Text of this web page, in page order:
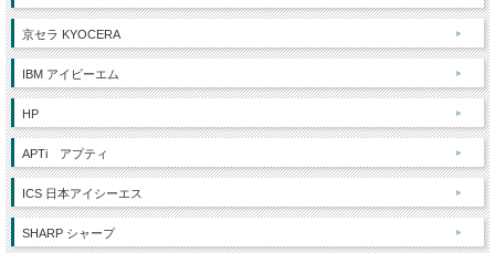
京セラ KYOCERA
IBM アイビーエム
HP
APTi アプティ
ICS 日本アイシーエス
SHARP シャープ